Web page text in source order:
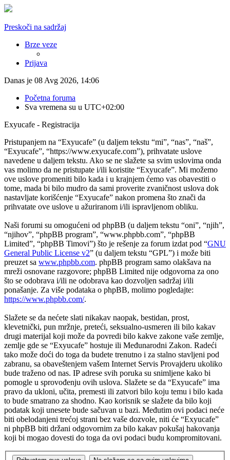
Preskoči na sadržaj
Brze veze
Prijava
Danas je 08 Avg 2026, 14:06
Početna foruma
Sva vremena su u UTC+02:00
Exyucafe - Registracija
Pristupanjem na “Exyucafe” (u daljem tekstu “mi”, “nas”, “naš”,
“Exyucafe”, “https://www.exyucafe.com”), prihvatate uslove
navedene u daljem tekstu. Ako se ne slažete sa svim uslovima onda
vas molimo da ne pristupate i/ili koristite “Exyucafe”. Mi možemo
ove uslove promeniti bilo kada i u krajnjem ćemo vas obavestiti o
tome, mada bi bilo mudro da sami proverite zvaničnost uslova dok
nastavljate korišćenje “Exyucafe” nakon promena što znači da
prihvatate ove uslove u ažuriranom i/ili ispravljenom obliku.
Naši forumi su omogućeni od phpBB (u daljem tekstu “oni”, “njih”,
“njihov”, “phpBB program”, “www.phpbb.com”, “phpBB
Limited”, “phpBB Timovi”) što je rešenje za forum izdat pod “GNU
General Public License v2” (u daljem tekstu “GPL”) i može biti
preuzet sa www.phpbb.com. phpBB program samo olakšava na
mreži osnovane razgovore; phpBB Limited nije odgovorna za ono
što se odobrava i/ili ne odobrava kao dozvoljen sadržaj i/ili
ponašanje. Za više podataka o phpBB, molimo pogledajte:
https://www.phpbb.com/.
Slažete se da nećete slati nikakav naopak, bestidan, prost,
klevetnički, pun mržnje, preteći, seksualno-usmeren ili bilo kakav
drugi materijal koji može da povredi bilo kakve zakone vaše zemlje,
zemlje gde se “Exyucafe” hostuje ili Međunarodni Zakon. Radeći
tako može doći do toga da budete trenutno i za stalno stavljeni pod
zabranu, sa obaveštenjem vašem Internet Servis Provajderu ukoliko
bude traženo od nas. IP adrese svih poruka su snimljene kako bi
pomogle u sprovođenju ovih uslova. Slažete se da “Exyucafe” ima
pravo da ukloni, učita, premesti ili zatvori bilo koju temu i bilo kada
to bude smatrano za shodno. Kao korisnik se slažete da bilo koji
podatak koji unesete bude sačuvan u bazi. Međutim ovi podaci neće
biti obelodanjeni trećoj strani bez vaše dozvole, niti će “Exyucafe”
ni phpBB biti držani odgovornim za bilo kakav pokušaj hakovanja
koji bi mogao dovesti do toga da ovi podaci budu kompromitovani.